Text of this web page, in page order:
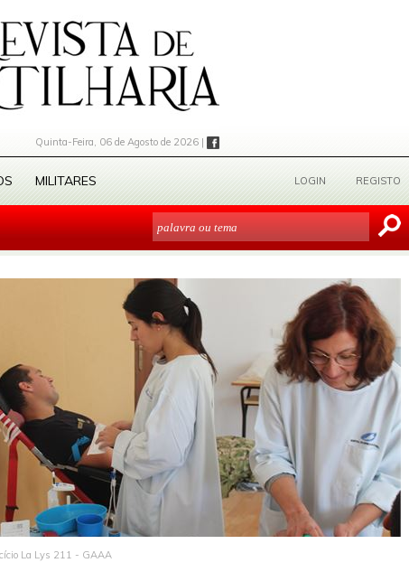
Quinta-Feira, 06 de Agosto de 2026 |
MILITARES LOGIN REGISTO
La Lys 211 - GAAA